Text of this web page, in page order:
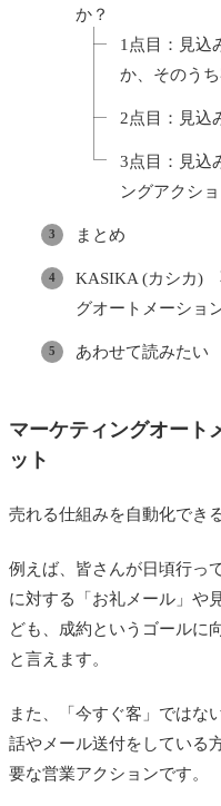
か？
1点目：見込
か、そのうち
2点目：見込
3点目：見込
ングアクシ
まとめ
KASIKA (カシカ)
グオートメーショ
あわせて読みたい
マーケティングオート
ット
売れる仕組みを自動化でき
例えば、皆さんが日頃行っ
に対する「お礼メール」や
ども、成約というゴールに
と言えます。
また、「今すぐ客」ではな
話やメール送付をしている
要な営業アクションです。